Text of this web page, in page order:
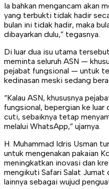
Ia bahkan mengancam akan
yang terbukti tidak hadir
bulan ini tidak hadir, maka
dibayarkan dulu,” tegasnya.
Di luar dua isu utama
meminta seluruh ASN —
pejabat fungsional — untuk
kedinasan meski sedang
“Kalau ASN, khususnya
fungsional, bepergian ke luar
cuti, sebaiknya tetap
melalui WhatsApp,” ujarnya.
H. Muhammad Idris Usman
untuk mengenakan pakaian
meningkatkan inovasi dan
mengikuti Safari Salat Jumat
lainnya sebagai wujud